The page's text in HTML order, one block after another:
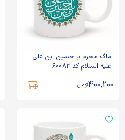
ماگ محرم یا حسین ابن علی
علیه السلام کد 60083
400,200تومان